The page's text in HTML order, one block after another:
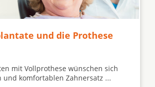
und die Prothese
mit Vollprothese wünschen sich
und komfortablen Zahnersatz ...